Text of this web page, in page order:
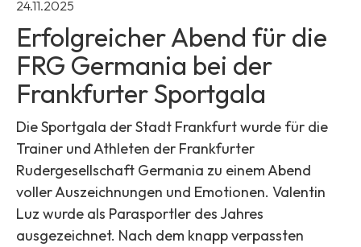
24.11.2025
Erfolgreicher Abend für die
FRG Germania bei der
Frankfurter Sportgala
Die Sportgala der Stadt Frankfurt wurde für die
Trainer und Athleten der Frankfurter
Rudergesellschaft Germania zu einem Abend
voller Auszeichnungen und Emotionen. Valentin
Luz wurde als Parasportler des Jahres
ausgezeichnet. Nach dem knapp verpassten